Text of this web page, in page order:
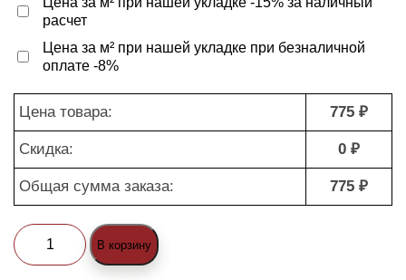
расчет
Цена за м² при нашей укладке при безналичной
оплате -8%
Цена товара: 775 ₽
Скидка: 0 ₽
Общая сумма заказа: 775 ₽
Количество
товара
В корзину